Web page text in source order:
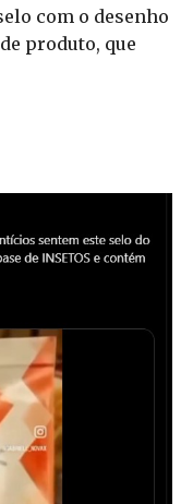
com o desenho
produto, que